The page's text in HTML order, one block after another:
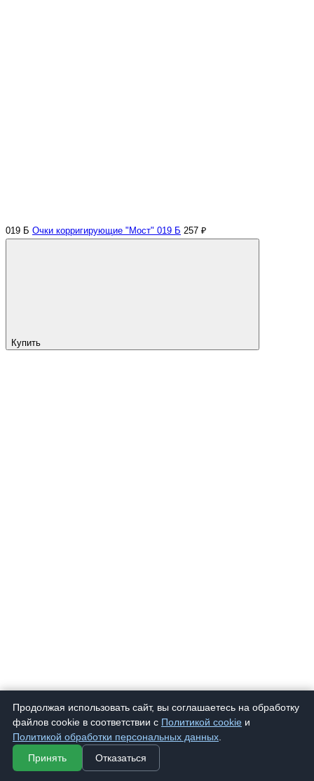
019 Б Очки корригирующие "Мост" 019 Б 257 ₽
Купить
Продолжая использовать сайт, вы соглашаетесь на обработку
файлов cookie в соответствии с Политикой cookie и
Политикой обработки персональных данных
Принять
Отказаться